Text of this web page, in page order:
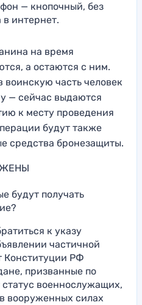
— кнопочный, без
интернет.
на время
а остаются с ним.
часть человек
— сейчас выдаются
к месту проведения
будут также
средства бронезащиты.
будут получать
к указу
частичной
Конституции РФ
призванные по
военнослужащих,
вооруженных силах